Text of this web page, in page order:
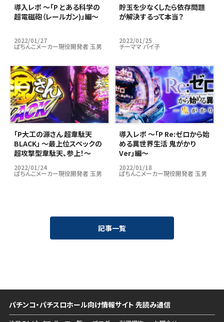
導入レポ ～「P とある科学の
超電磁砲（レールガン)」編～
2022/01/27
ぱちんこメーカー現役開発者 玉男
貯玉を少なくしたら依存問題
が解決するって本当？
2022/01/25
チーママ パイ子
｢P大工の源さん 超韋駄天
BLACK」 ～最上位スペックの
超攻撃型韋駄天、参上！～
2022/01/24
ぱちんこメーカー現役開発者 玉男
導入レポ ～「P Re:ゼロから始
める異世界生活 鬼がかり
Ver」編～
2022/01/18
ぱちんこメーカー現役開発者 玉男
記事一覧
パチンコ・パチスロホール向け情報サイト 先読み通信